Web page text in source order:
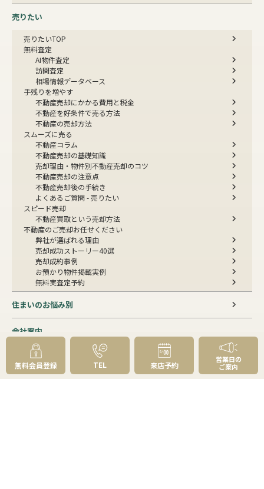
売りたい
売りたいTOP
無料査定
AI物件査定
訪問査定
相場情報データベース
手残りを増やす
不動産売却にかかる費用と税金
不動産を好条件で売る方法
不動産の売却方法
スムーズに売る
不動産コラム
不動産売却の基礎知識
売却理由・物件別不動産売却のコツ
不動産売却の注意点
不動産売却後の手続き
よくあるご質問 - 売りたい
スピード売却
不動産買取という売却方法
不動産のご売却お任せください
弊社が選ばれる理由
売却成功ストーリー40選
売却成約事例
お預かり物件掲載実例
無料実査定予約
住まいのお悩み別
会社案内
会社案内TOP
私たちについて
アクセス
無料会員登録 TEL 来店予約
営業日の
ご案内